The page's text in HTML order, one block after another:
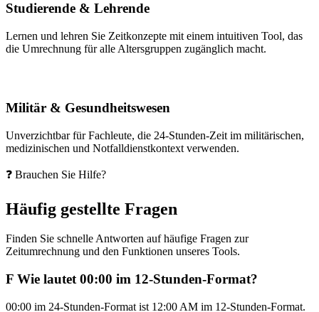
Studierende & Lehrende
Lernen und lehren Sie Zeitkonzepte mit einem intuitiven Tool, das
die Umrechnung für alle Altersgruppen zugänglich macht.
Militär & Gesundheitswesen
Unverzichtbar für Fachleute, die 24-Stunden-Zeit im militärischen,
medizinischen und Notfalldienstkontext verwenden.
❓ Brauchen Sie Hilfe?
Häufig gestellte Fragen
Finden Sie schnelle Antworten auf häufige Fragen zur
Zeitumrechnung und den Funktionen unseres Tools.
F Wie lautet 00:00 im 12-Stunden-Format?
00:00 im 24-Stunden-Format ist 12:00 AM im 12-Stunden-Format.